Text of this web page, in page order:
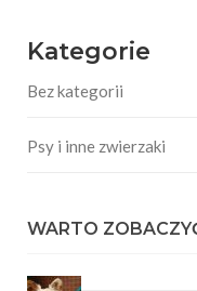
Kategorie
Bez kategorii
Psy i inne zwierzaki
WARTO